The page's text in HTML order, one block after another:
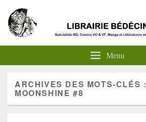
Menu
ARCHIVES DES MOTS-CLÉS :
MOONSHINE #8